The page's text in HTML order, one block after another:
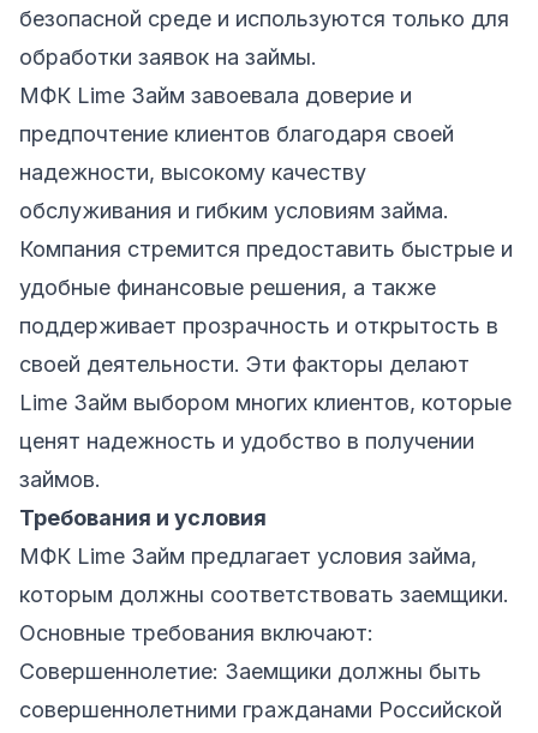
безопасной среде и используются только для
обработки заявок на займы.
МФК Lime Займ завоевала доверие и
предпочтение клиентов благодаря своей
надежности, высокому качеству
обслуживания и гибким условиям займа.
Компания стремится предоставить быстрые и
удобные финансовые решения, а также
поддерживает прозрачность и открытость в
своей деятельности. Эти факторы делают
Lime Займ выбором многих клиентов, которые
ценят надежность и удобство в получении
займов.
Требования и условия
МФК Lime Займ предлагает условия займа,
которым должны соответствовать заемщики.
Основные требования включают:
Совершеннолетие: Заемщики должны быть
совершеннолетними гражданами Российской